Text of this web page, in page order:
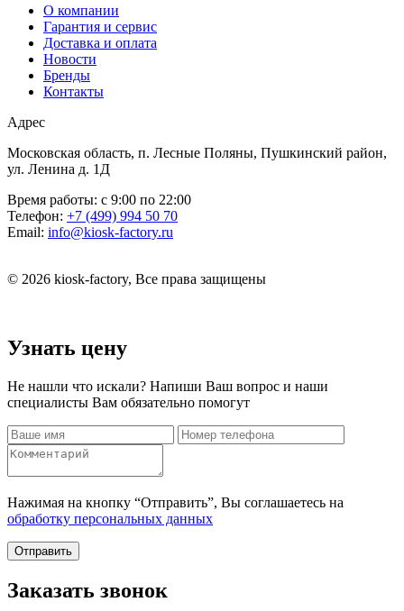
О компании
Гарантия и сервис
Доставка и оплата
Новости
Бренды
Контакты
Адрес
Московская область, п. Лесные Поляны, Пушкинский район,
ул. Ленина д. 1Д
Время работы: с 9:00 по 22:00
Телефон: +7 (499) 994 50 70
Email: info@kiosk-factory.ru
© 2026 kiosk-factory, Все права защищены
Узнать цену
Не нашли что искали? Напиши Ваш вопрос и наши
специалисты Вам обязательно помогут
Нажимая на кнопку “Отправить”, Вы соглашаетесь на
обработку персональных данных
Отправить
Заказать звонок